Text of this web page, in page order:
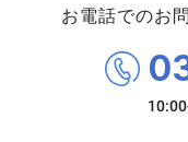
お電話でのお